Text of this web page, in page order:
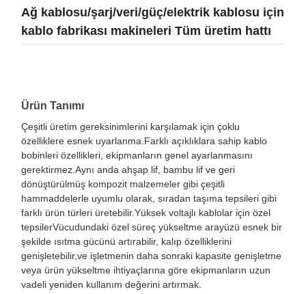
Ağ kablosu/şarj/veri/güç/elektrik kablosu için
kablo fabrikası makineleri Tüm üretim hattı
Ürün Tanımı
Çeşitli üretim gereksinimlerini karşılamak için çoklu
özelliklere esnek uyarlanma.Farklı açıklıklara sahip kablo
bobinleri özellikleri, ekipmanların genel ayarlanmasını
gerektirmez.Aynı anda ahşap lif, bambu lif ve geri
dönüştürülmüş kompozit malzemeler gibi çeşitli
hammaddelerle uyumlu olarak, sıradan taşıma tepsileri gibi
farklı ürün türleri üretebilir.Yüksek voltajlı kablolar için özel
tepsilerVücudundaki özel süreç yükseltme arayüzü esnek bir
şekilde ısıtma gücünü artırabilir, kalıp özelliklerini
genişletebilir,ve işletmenin daha sonraki kapasite genişletme
veya ürün yükseltme ihtiyaçlarına göre ekipmanların uzun
vadeli yeniden kullanım değerini artırmak.